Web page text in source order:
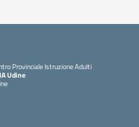
Provinciale Istruzione Adulti
Udine